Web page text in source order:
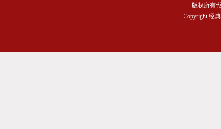
版权所有:
Copyright 经